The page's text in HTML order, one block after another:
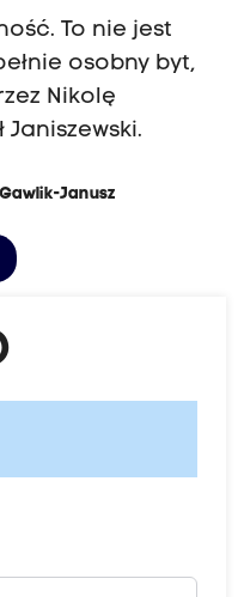
To nie jest
osobny byt,
Nikolę
Janusz